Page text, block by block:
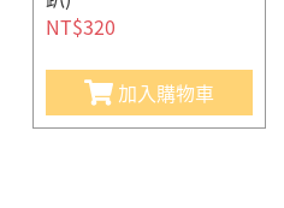
NT$320
加入購物車